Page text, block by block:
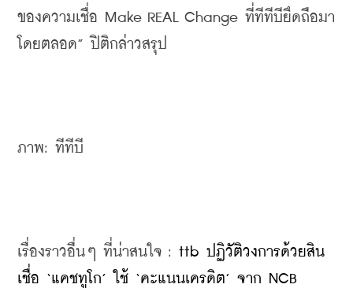
ของความเชื่อ Make REAL Change ที่ทีทีบียึดถือมา
โดยตลอด” ปิติกล่าวสรุป
ภาพ: ทีทีบี
เรื่องราวอื่นๆ ที่น่าสนใจ : ttb ปฏิวัติวงการด้วยสิน
เชื่อ ‘แคชทูโก’ ใช้ ‘คะแนนเครดิต’ จาก NCB